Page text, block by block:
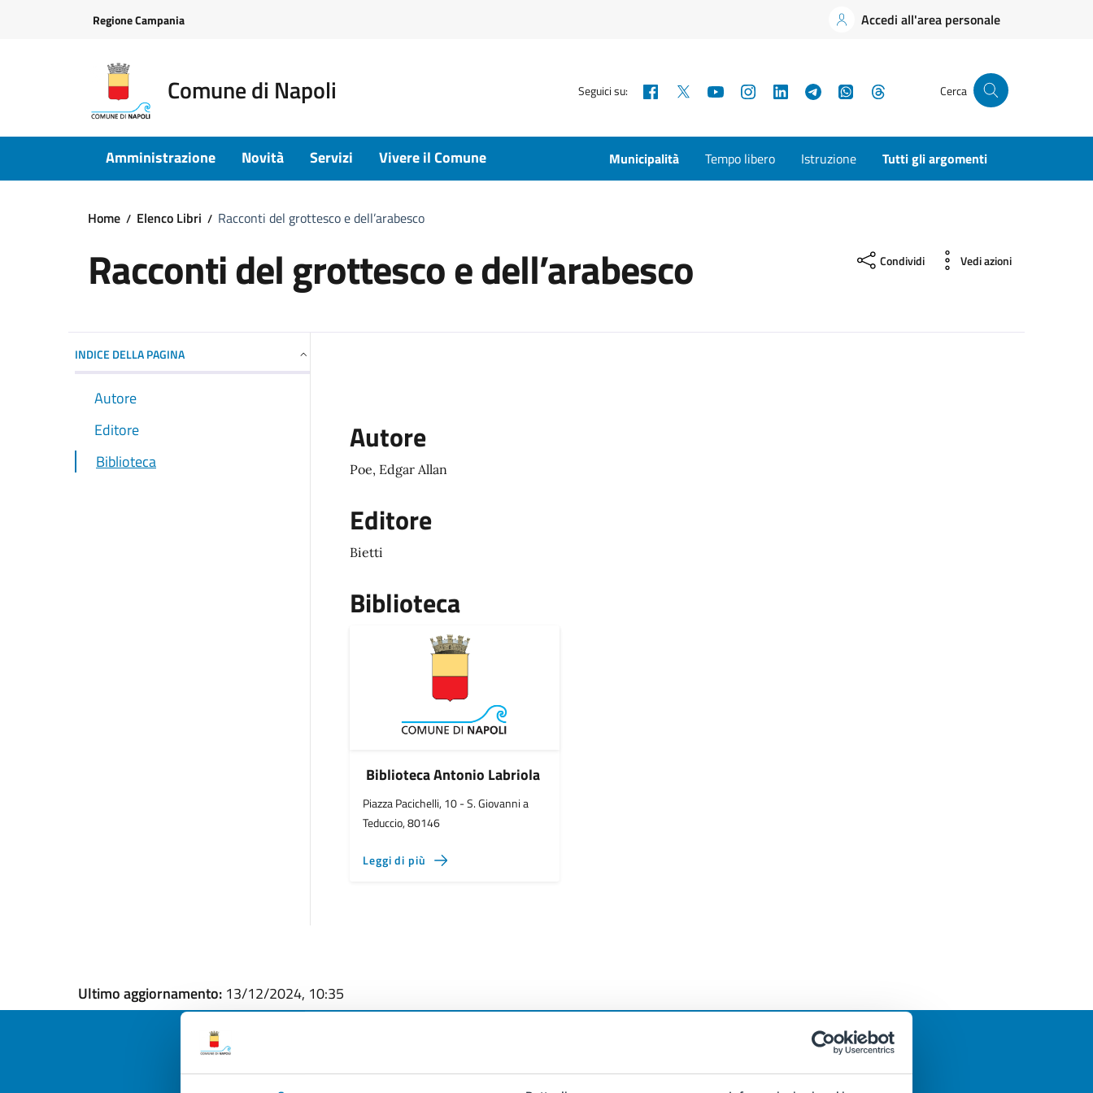
Regione Campania Accedi all'area personale
Comune di Napoli Seguici su: Facebook YouTubeInstagramLinkedInTelegramWhatsApp Cerca
Amministrazione Novità Servizi Vivere il Comune Municipalità Tempo libero Istruzione Tutti gli argomenti
Home Elenco Libri Racconti del grottesco e dell’arabesco
Racconti del grottesco e dell’arabesco Condividi Vedi azioni
INDICE DELLA PAGINA
Autore
Editore
Biblioteca
Autore
Poe, Edgar Allan
Editore
Bietti
Biblioteca
Biblioteca Antonio Labriola
Piazza Pacichelli, 10 - S. Giovanni a
Teduccio, 80146
Leggi di più
Ultimo aggiornamento: 13/12/2024, 10:35